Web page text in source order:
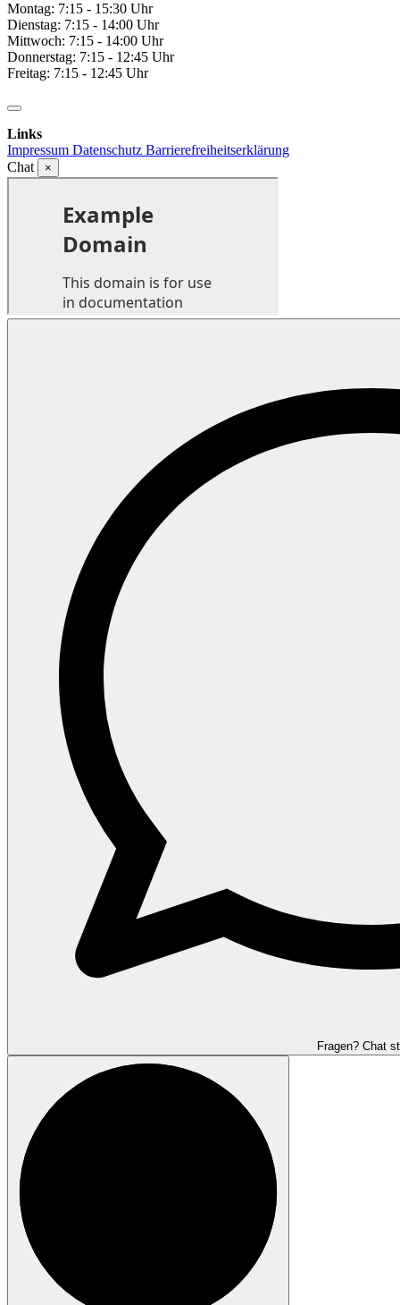
Montag: 7:15 - 15:30 Uhr
Dienstag: 7:15 - 14:00 Uhr
Mittwoch: 7:15 - 14:00 Uhr
Donnerstag: 7:15 - 12:45 Uhr
Freitag: 7:15 - 12:45 Uhr
Links
Impressum Datenschutz Barrierefreiheitserklärung
Chat
×
Fragen? Chat